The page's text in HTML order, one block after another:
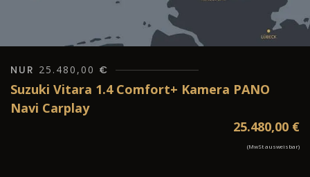
NUR 25.480,00 €
Suzuki Vitara 1.4 Comfort+ Kamera PANO
Navi Carplay
25.480,00 €
(MwSt ausweisbar)